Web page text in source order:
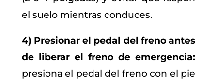
el suelo mientras conduces.
4) Presionar el pedal del freno antes
de liberar el freno de emergencia:
presiona el pedal del freno con el pie